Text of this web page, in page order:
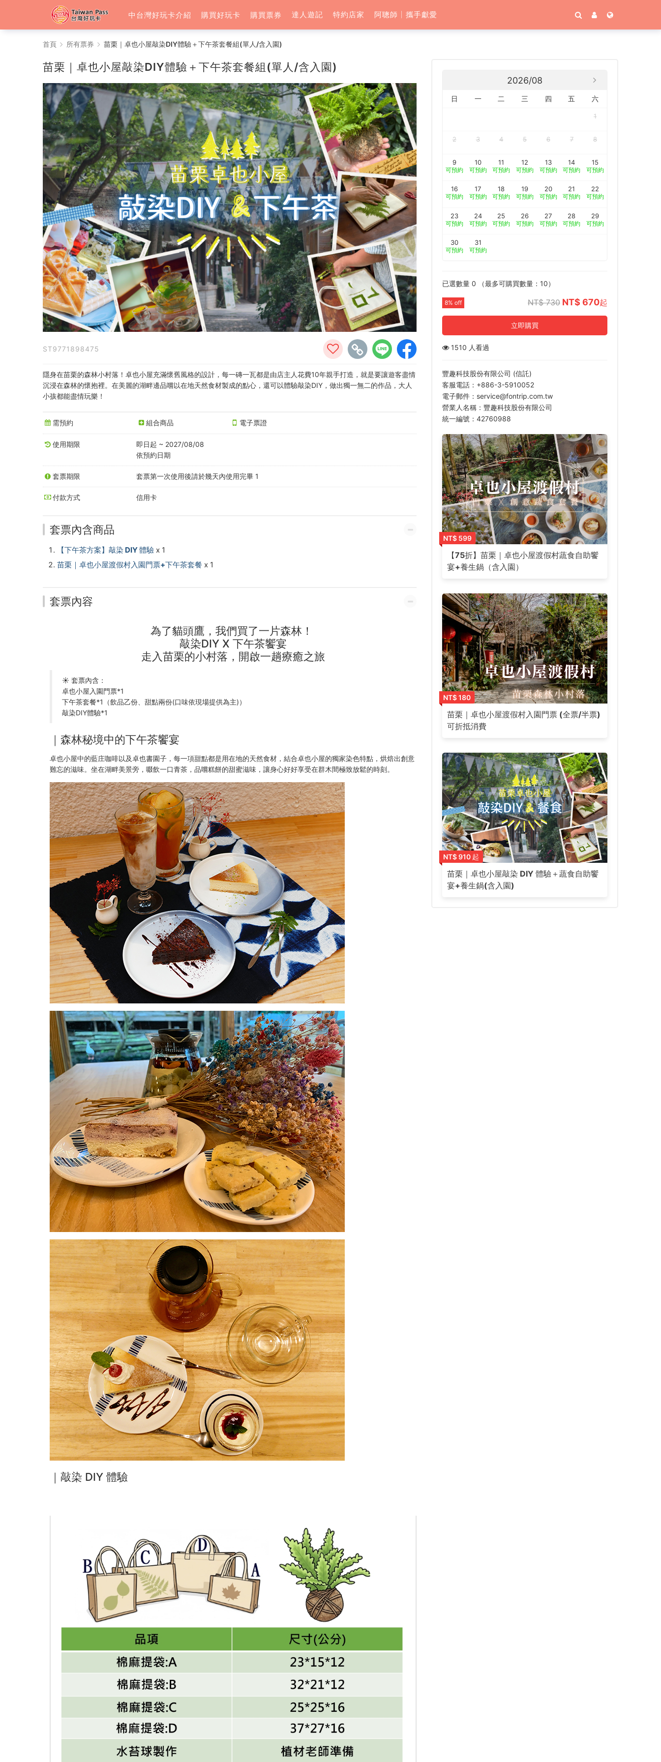
中台灣好玩卡介紹 購買好玩卡 購買票券 達人遊記 特約店家 阿聰師│攜手獻愛
首頁 所有票券 苗栗｜卓也小屋敲染DIY體驗＋下午茶套餐組(單人/含入園)
苗栗｜卓也小屋敲染DIY體驗＋下午茶套餐組(單人/含入園)
ST9771898475
隱身在苗栗的森林小村落！卓也小屋充滿懷舊風格的設計，每一磚一瓦都是由店主人花費10年親手打造，就是要讓遊客盡情
沉浸在森林的懷抱裡。在美麗的湖畔邊品嚐以在地天然食材製成的點心，還可以體驗敲染DIY，做出獨一無二的作品，大人
小孩都能盡情玩樂！
需預約 組合商品 電子票證
使用期限
即日起 ~ 2027/08/08
依預約日期
套票期限 套票第一次使用後請於幾天內使用完畢 1
付款方式 信用卡
套票內含商品
【下午茶方案】敲染 DIY 體驗 x 1
苗栗｜卓也小屋渡假村入園門票+下午茶套餐 x 1
套票內容
為了貓頭鷹，我們買了一片森林！
敲染DIY X 下午茶饗宴
走入苗栗的小村落，開啟一趟療癒之旅
☀ 套票內含：
卓也小屋入園門票*1
下午茶套餐*1（飲品乙份、甜點兩份(口味依現場提供為主)）
敲染DIY體驗*1
｜森林秘境中的下午茶饗宴
卓也小屋中的藍庄咖啡以及卓也書園子，每一項甜點都是用在地的天然食材，結合卓也小屋的獨家染色特點，烘焙出創意
難忘的滋味。坐在湖畔美景旁，啜飲一口青茶，品嚐糕餅的甜蜜滋味，讓身心好好享受在群木間極致放鬆的時刻。
｜敲染 DIY 體驗
2026/08
日 一 二 三 四 五 六
1
2 3 4 5 6 7 8
9
可預約
10
可預約
11
可預約
12
可預約
13
可預約
14
可預約
15
可預約
16
可預約
17
可預約
18
可預約
19
可預約
20
可預約
21
可預約
22
可預約
23
可預約
24
可預約
25
可預約
26
可預約
27
可預約
28
可預約
29
可預約
30
可預約
31
可預約
已選數量 0 （最多可購買數量： 10）
8% off NT$ 730 NT$ 670起
立即購買
1510 人看過
豐趣科技股份有限公司 (信託)
客服電話：+886-3-5910052
電子郵件：service@fontrip.com.tw
營業人名稱：豐趣科技股份有限公司
統一編號：42760988
NT$ 599
【75折】苗栗｜卓也小屋渡假村蔬食自助饗
宴+養生鍋（含入園）
NT$ 180
苗栗｜卓也小屋渡假村入園門票 (全票/半票)
可折抵消費
NT$ 910 起
苗栗｜卓也小屋敲染 DIY 體驗＋蔬食自助饗
宴+養生鍋(含入園)